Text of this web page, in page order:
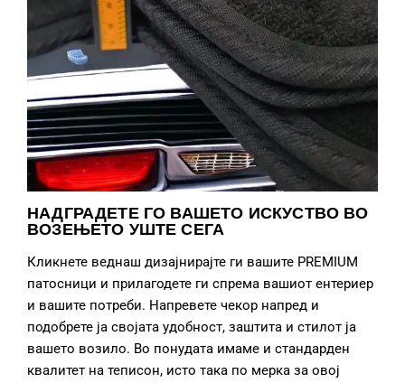
НАДГРАДЕТЕ ГО ВАШЕТО ИСКУСТВО ВО
ВОЗЕЊЕТО УШТЕ СЕГА
Кликнете веднаш дизајнирајте ги вашите PREMIUM
патосници и прилагодете ги спрема вашиот ентериер
и вашите потреби. Напревете чекор напред и
подобрете ја својата удобност, заштита и стилот ја
вашето возило. Во понудата имаме и стандарден
квалитет на теписон, исто така по мерка за овој